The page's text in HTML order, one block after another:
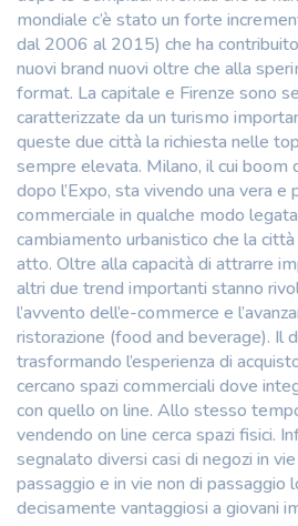
mondiale c’è stato un forte
dal 2006 al 2015) che ha contribuito
nuovi brand nuovi oltre che alla
format. La capitale e Firenze sono
caratterizzate da un turismo
queste due città la richiesta nelle
sempre elevata. Milano, il cui
dopo l’Expo, sta vivendo una vera
commerciale in qualche modo
cambiamento urbanistico che la
atto. Oltre alla capacità di attrarre
altri due trend importanti stanno
l’avvento dell’e-commerce e
ristorazione (food and beverage). Il
trasformando l’esperienza di
cercano spazi commerciali dove
con quello on line. Allo stesso
vendendo on line cerca spazi fisici.
segnalato diversi casi di negozi in
passaggio e in vie non di passaggio
decisamente vantaggiosi a giovani